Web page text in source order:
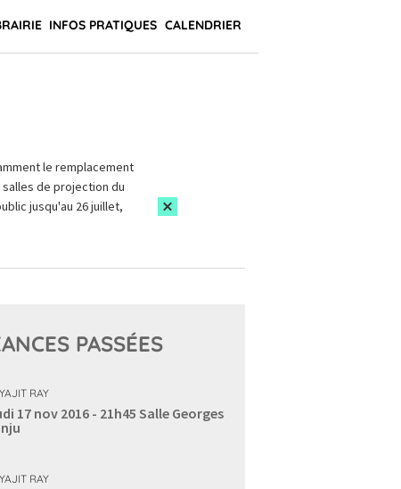
INFOS PRATIQUES CALENDRIER
le remplacement
de projection du
jusqu'au 26 juillet,
PASSÉES
RAY
17 nov 2016 - 21h45Salle Georges
RAY